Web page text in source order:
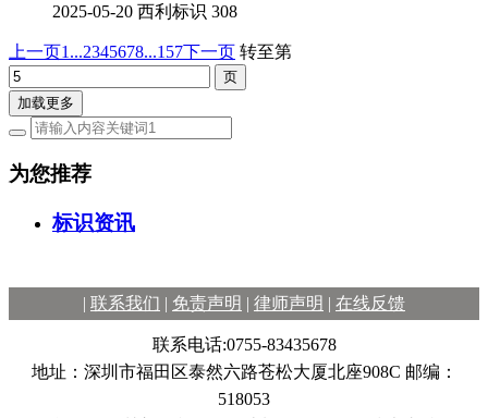
2025-05-20 西利标识 308
上一页1...2345678...157下一页 转至第
加载更多
为您推荐
标识资讯
| 联系我们 | 免责声明 | 律师声明 | 在线反馈
联系电话:0755-83435678
地址：深圳市福田区泰然六路苍松大厦北座908C 邮编：
518053